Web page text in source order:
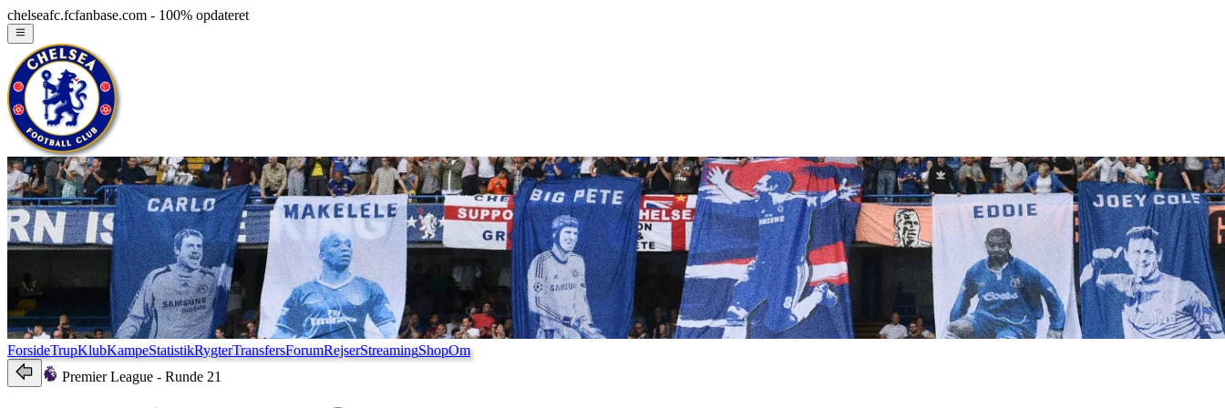
chelseafc.fcfanbase.com - 100% opdateret
ForsideTrupKlubKampeStatistikRygterTransfersForumRejserStreamingShopOm
Premier League - Runde 21